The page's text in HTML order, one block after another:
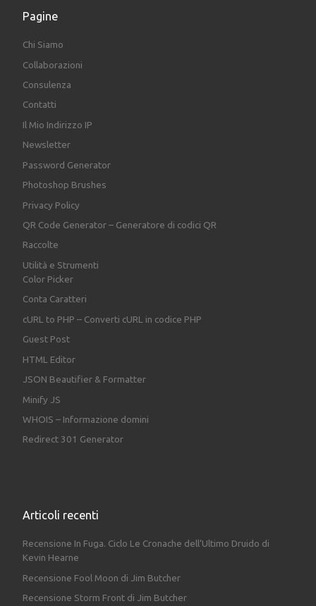
Pagine
Chi Siamo
Collaborazioni
Consulenza
Contatti
Il Mio Indirizzo IP
Newsletter
Password Generator
Photoshop Brushes
Privacy Policy
QR Code Generator – Generatore di codici QR
Raccolte
Utilità e Strumenti
Color Picker
Conta Caratteri
cURL to PHP – Converti cURL in codice PHP
Guest Post
HTML Editor
JSON Beautifier & Formatter
Minify JS
WHOIS – Informazione domini
Redirect 301 Generator
Articoli recenti
Recensione In Fuga. Ciclo Le Cronache dell’Ultimo Druido di
Kevin Hearne
Recensione Fool Moon di Jim Butcher
Recensione Storm Front di Jim Butcher